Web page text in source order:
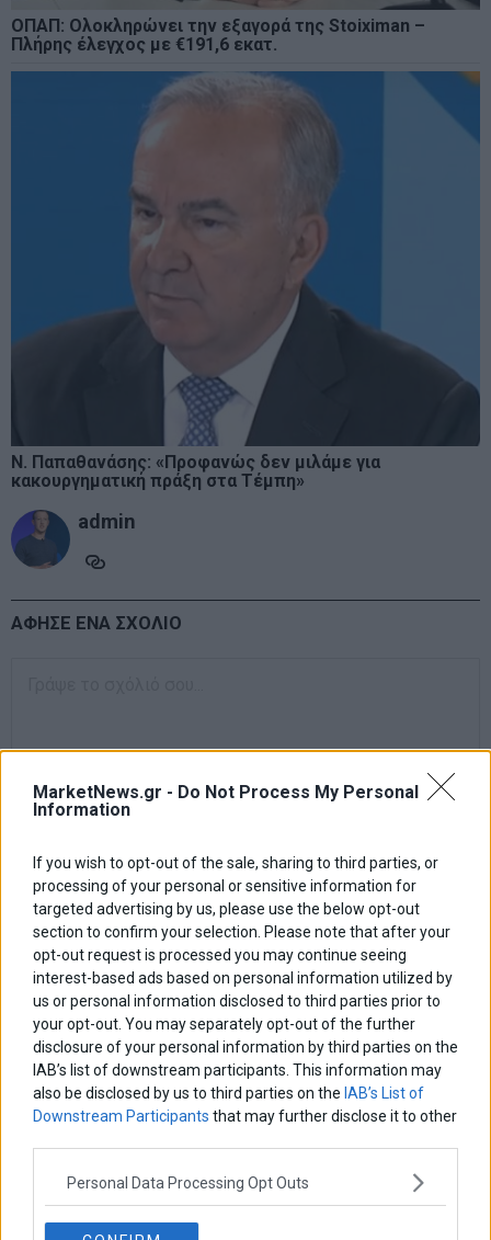
MarketNews.gr - Do Not Process My Personal
Information
If you wish to opt-out of the sale, sharing to third parties, or
processing of your personal or sensitive information for
targeted advertising by us, please use the below opt-out
section to confirm your selection. Please note that after your
opt-out request is processed you may continue seeing
interest-based ads based on personal information utilized by
us or personal information disclosed to third parties prior to
your opt-out. You may separately opt-out of the further
disclosure of your personal information by third parties on the
IAB’s list of downstream participants. This information may
also be disclosed by us to third parties on the IAB’s List of
Downstream Participants that may further disclose it to other
Personal Data Processing Opt Outs
ΟΠΑΠ: Ολοκληρώνει την εξαγορά της Stoiximan –
Πλήρης έλεγχος με €191,6 εκατ.
Ν. Παπαθανάσης: «Προφανώς δεν μιλάμε για
κακουργηματική πράξη στα Τέμπη»
admin
ΑΦΗΣΕ ΕΝΑ ΣΧΟΛΙΟ
Αποθήκευσε το όνομά μου, email, και τον ιστότοπο μου σε αυτόν
τον πλοηγό για την επόμενη φορά που θα σχολιάσω.
Πλοήγηση
ΠΡΟΗΓΟΥΜΕΝΟ ΑΡΘΡΟ
Previous
Attica Bank: Με 1,12% το νέο
Ταμιευτήριο Ελλάδος
ΕΠΟΜΕΝΟ ΑΡΘΡΟ
Παράγωγα: Στα €11,822